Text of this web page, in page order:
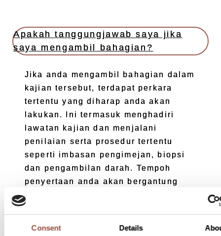
Consent Details
Apakah tanggungjawab saya jika
saya mengambil bahagian?
Jika anda mengambil bahagian dalam
kajian tersebut, terdapat perkara
tertentu yang diharap anda akan
lakukan. Ini termasuk menghadiri
lawatan kajian dan menjalani
penilaian serta prosedur tertentu
seperti imbasan pengimejan, biopsi
dan pengambilan darah. Tempoh
penyertaan anda akan bergantung
kepada kajian OLYMPIA yang anda